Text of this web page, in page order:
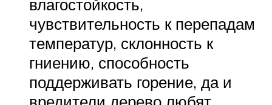
влагостойкость,
чувствительность к перепадам
температур, склонность к
гниению, способность
поддерживать горение, да и